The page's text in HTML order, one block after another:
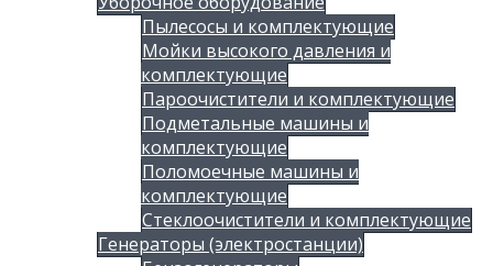
Пылесосы и комплектующие
Мойки высокого давления и
комплектующие
Пароочистители и комплектующие
Подметальные машины и
комплектующие
Поломоечные машины и
комплектующие
Стеклоочистители и комплектующие
Генераторы (электростанции)